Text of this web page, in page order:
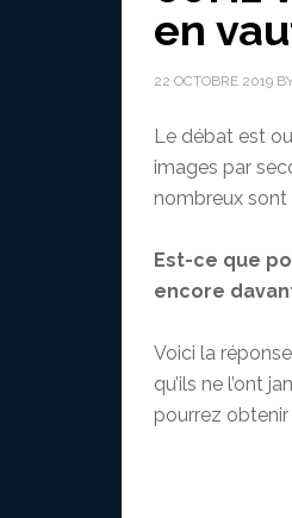
en
22 OCTOBRE 2019
Le débat est
images par
nombreux sont
Est-ce que
encore
Voici la
qu’ils ne l’ont
pourrez